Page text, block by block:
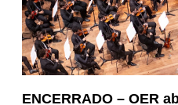
ENCERRADO – OER